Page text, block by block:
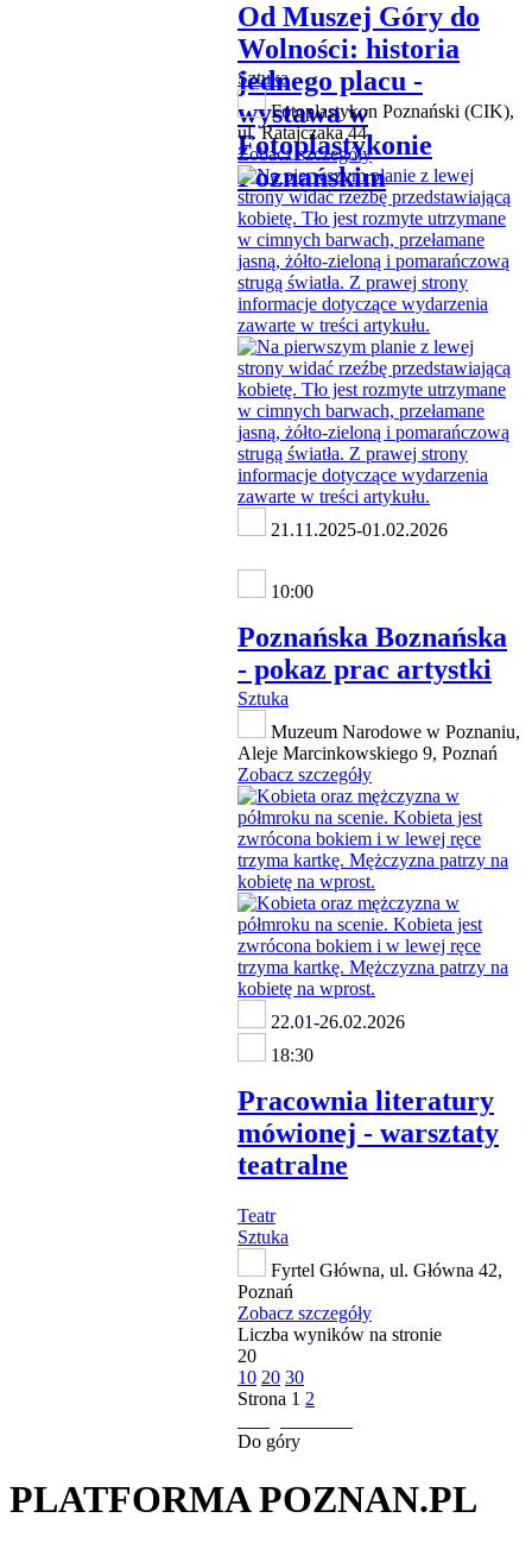
Od Muszej Góry do
Wolności: historia
jednego placu -
wystawa w
Fotoplastykonie
Poznańskim
Sztuka
Fotoplastykon Poznański (CIK),
ul. Ratajczaka 44
Zobacz szczegóły
21.11.2025-01.02.2026
10:00
Poznańska Boznańska
- pokaz prac artystki
Sztuka
Muzeum Narodowe w Poznaniu,
Aleje Marcinkowskiego 9, Poznań
Zobacz szczegóły
22.01-26.02.2026
18:30
Pracownia literatury
mówionej - warsztaty
teatralne
Teatr
Sztuka
Fyrtel Główna, ul. Główna 42,
Poznań
Zobacz szczegóły
Liczba wyników na stronie
20
10 20 30
Strona 1 2
Do góry
PLATFORMA POZNAN.PL